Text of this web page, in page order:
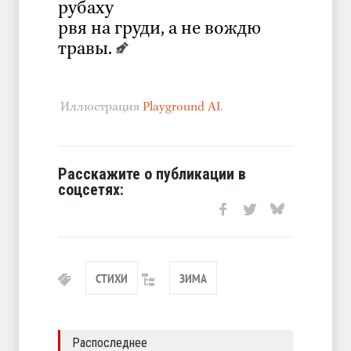
рубаху
рвя на груди, а не вождю
травы.
Иллюстрация Playground AI.
Расскажите о публикации в
соцсетях:
СТИХИ ЗИМА
Распоследнее